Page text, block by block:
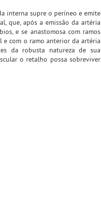
interna supre o períneo e emite
que, após a emissão da artéria
e se anastomosa com ramos
e com o ramo anterior da artéria
da robusta natureza de sua
o retalho possa sobreviver